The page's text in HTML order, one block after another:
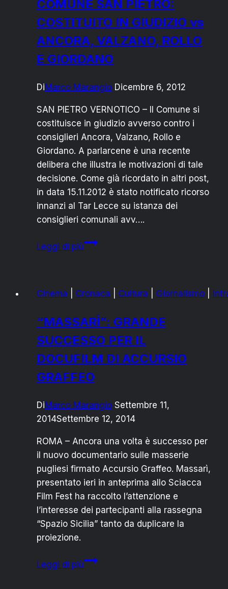
la
musica
COMUNE SAN PIETRO:
COSTITUITO IN GIUDIZIO vs
ANCORA, VALZANO, ROLLO
E GIORDANO
DiMarco Marangio Dicembre 6, 2012
SAN PIETRO VERNOTICO – Il Comune si
costituisce in giudizio avverso contro i
consiglieri Ancora, Valzano, Rollo e
Giordano. A parlarcene è una recente
delibera che illustra le motivazioni di tale
decisione. Come già ricordato in altri post,
in data 15.11.2012 è stato notificato ricorso
innanzi al Tar Lecce su istanza dei
consiglieri comunali avv….
Leggi di piùCOMUNE
IN
vs
ANCORA,
ROLLO
E
Cinema Cronaca Cultura Giornalismo
“MASSARÌ”: GRANDE
SUCCESSO PER IL
DOCUFILM DI ACCURSIO
GRAFFEO
DiMarco Marangio Settembre 11,
2014Settembre 12, 2014
ROMA – Ancora una volta è successo per
il nuovo documentario sulle masserie
pugliesi firmato Accursio Graffeo. Massarì,
presentato ieri in anteprima allo Sciacca
Film Fest ha raccolto l’attenzione e
l’interesse dei partecipanti alla rassegna
“Spazio Sicilia” tanto da duplicare la
proiezione.
Leggi di più“MASSARÌ”: